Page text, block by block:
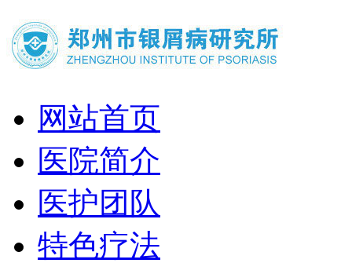
网站首页
医院简介
医护团队
特色疗法